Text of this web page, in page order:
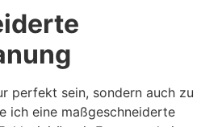
perfekt sein, sondern auch zu
ich eine maßgeschneiderte